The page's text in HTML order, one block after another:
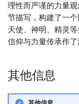
理性而严谨的力量
节描写，构建了一
天使、神明、精灵
信仰与力量传承作了
其他信息
其他信息